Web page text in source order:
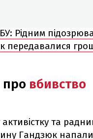
Рідним
передавалися
про вбивство
та
Гандзюк напали